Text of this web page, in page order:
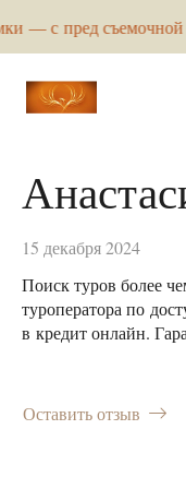
съемочной
15 декабря 2024
Поиск туров более
туроператора по
в кредит онлайн.
Оставить отзыв